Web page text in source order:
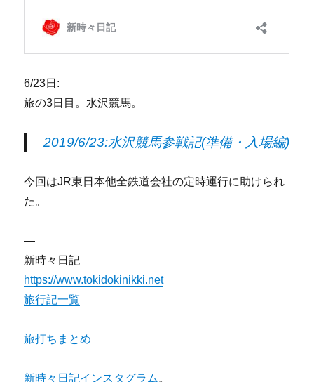
6/23日:
旅の3日目。水沢競馬。
2019/6/23:水沢競馬参戦記(準備・入場編)
今回はJR東日本他全鉄道会社の定時運行に助けられ
た。
—
新時々日記
https://www.tokidokinikki.net
旅行記一覧
旅打ちまとめ
新時々日記インスタグラム 。